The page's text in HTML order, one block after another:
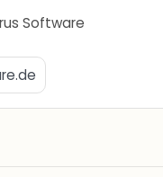
Software